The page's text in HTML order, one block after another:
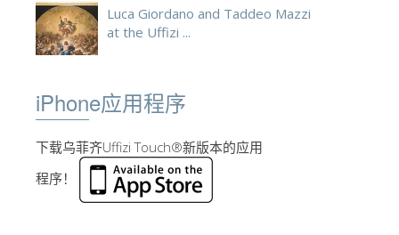
Luca Giordano and Taddeo Mazzi
at the Uffizi ...
iPhone应用程序
下载乌菲齐Uffizi Touch®新版本的应用
程序！